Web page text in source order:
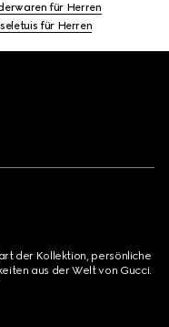
für Herren
für Herren
der Kollektion, persönliche
aus der Welt von Gucci.